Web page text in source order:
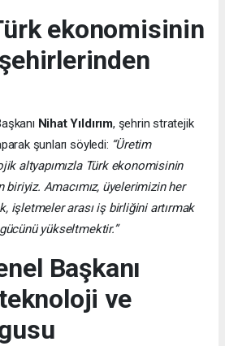
ekonomisinin
Nihat Yıldırım, şehrin stratejik
şunları söyledi: “Üretim
altyapımızla Türk ekonomisinin
Amacımız, üyelerimizin her
işletmeler arası iş birliğini artırmak
yükseltmektir.”
Başkanı
teknoloji ve